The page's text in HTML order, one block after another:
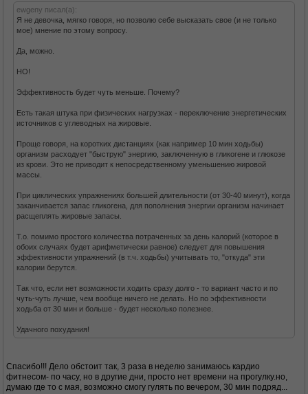
ewgeny писал(а):
Я не девочка, мягко говоря, но позволю себе высказать свое (и не только
мое) мнение по этому вопросу.
Да, можно.
НО!
Эффективность будет чуть меньше. Почему?
Есть такая штука при физических нагрузках - переключение энергетических
источников с углеводных на жировые.
Проще говоря, на коротких дистанциях (как например 10 мин ходьбы)
организм расходует "быструю" энергию, заключенную в гликогене и глюкозе
из крови. Это не приводит к непосредственному уменьшению жировой
массы.
При циклических упражнениях большей длительности (от 30-40 минут), когда
заканчивается запас гликогена, для пополнения энергии организм начинает
расщеплять жировые запасы.
Т.о. помимо простого количества потраченных за день калорий (которое в
обоих случаях будет арифметически равное) следует для повышения
эффективности упражнений (в т.ч. ходьбы) учитывать то, "откуда" эти
калории берутся.
Так что, если нет возможности ходить сразу долго - то вариант часто и по
чуть-чуть лучше, чем вообще ничего не делать. Но по эффективности
ходьба от 30 мин и больше - будет несколько полезнее.
Удачного похудания!
Спасибо!!! Дело обстоит так, 3 раза в неделю занимаюсь кардио
фитнесом- по часу, но в другие дни, просто нет времени на прогулку.но,
думаю где то с мая, возможно смогу гулять по вечером, 30 мин подряд...